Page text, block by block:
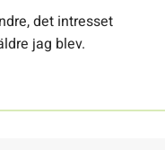
det intresset
jag blev.